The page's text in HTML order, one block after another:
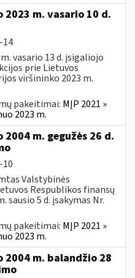
2023 m. vasario 10 d.
14
vasario 13 d. įsigaliojo
prie Lietuvos
viršininko 2023 m.
pakeitimai: MĮP 2021 »
2023 m.
2004 m. gegužės 26 d.
10
Valstybinės
Respublikos finansų
5 d. įsakymas Nr.
pakeitimai: MĮP 2021 »
2023 m.
2004 m. balandžio 28